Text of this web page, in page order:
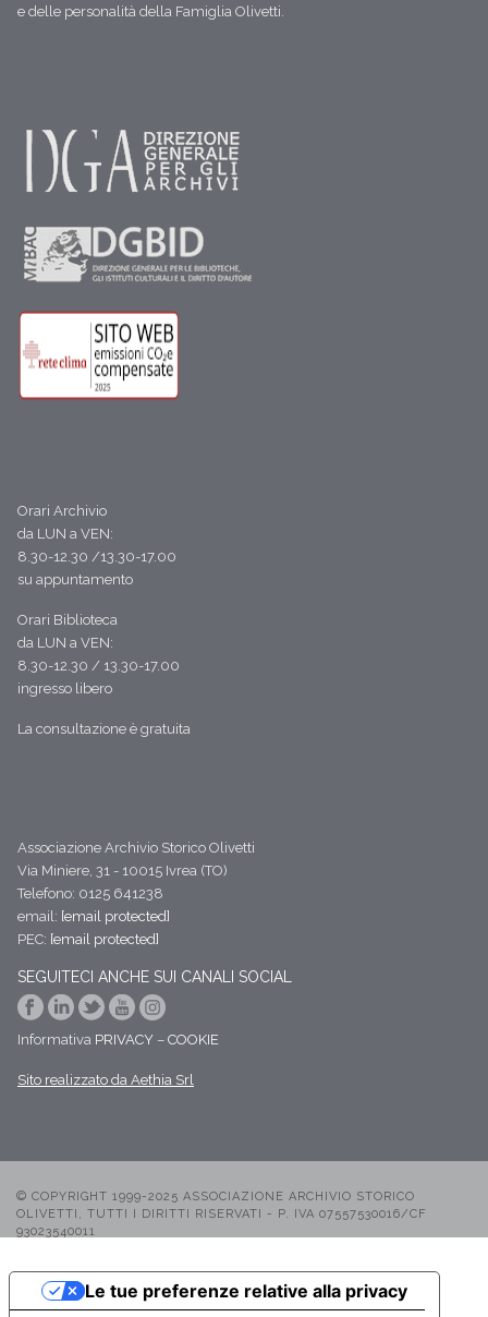
e delle personalità della Famiglia Olivetti.
Orari Archivio
da LUN a VEN:
8.30-12.30 /13.30-17.00
su appuntamento
Orari Biblioteca
da LUN a VEN:
8.30-12.30 / 13.30-17.00
ingresso libero
La consultazione è gratuita
Associazione Archivio Storico Olivetti
Via Miniere, 31 - 10015 Ivrea (TO)
Telefono: 0125 641238
email: [email protected]
PEC: [email protected]
SEGUITECI ANCHE SUI CANALI SOCIAL
Informativa PRIVACY – COOKIE
Sito realizzato da Aethia Srl
© COPYRIGHT 1999-2025 ASSOCIAZIONE ARCHIVIO STORICO
OLIVETTI, TUTTI I DIRITTI RISERVATI - P. IVA 07557530016/CF
93023540011
Le tue preferenze relative alla privacy